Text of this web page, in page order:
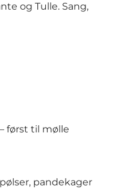
og Tulle. Sang,
først til mølle
pandekager